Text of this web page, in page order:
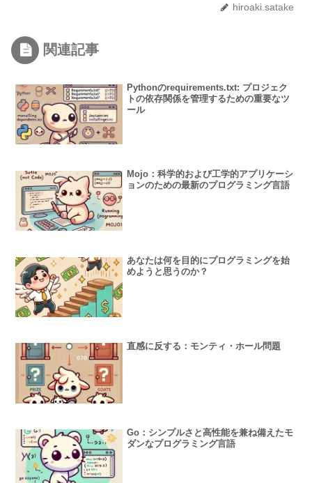
hiroaki.satake
関連記事
Pythonのrequirements.txt: プロジェク
トの依存関係を管理するための重要なツ
ール
Mojo：科学的および工学的アプリケーシ
ョンのための最新のプログラミング言語
あなたは何を目的にプログラミングを始
めようと思うのか？
直感に反する：モンティ・ホール問題
Go：シンプルさと高性能を兼ね備えたモ
ダンなプログラミング言語